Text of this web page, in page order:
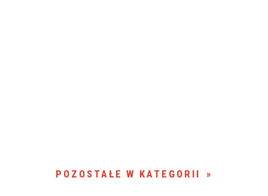
POZOSTAŁE W KATEGORII